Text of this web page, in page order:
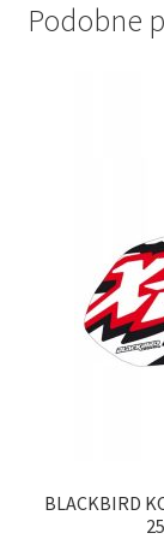
Podobne
BLACKBIRD